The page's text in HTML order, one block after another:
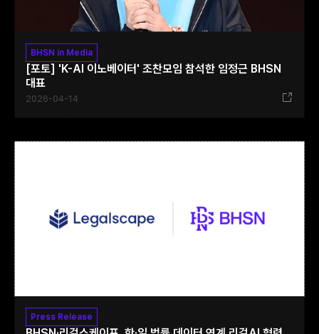
BHSN in Media
[포토] 'K-AI 이노베이터' 조찬모임 참석한 임정근 BHSN
대표
2026-04-14
Press Release